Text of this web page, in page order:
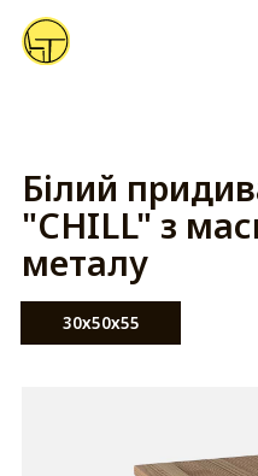
Білий
"CHILL" з
металу
30х50х55